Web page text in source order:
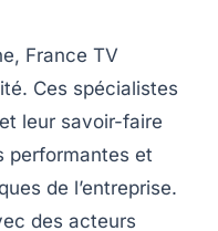
France TV
Ces spécialistes
leur savoir-faire
performantes et
de l’entreprise.
des acteurs